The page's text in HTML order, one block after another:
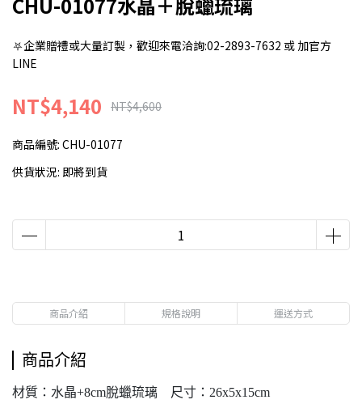
⛧企業贈禮或大量訂製，歡迎來電洽詢:02-2893-7632 或 加官方
LINE
NT$4,140 NT$4,600
商品編號: CHU-01077
供貨狀況: 即將到貨
商品介紹 規格說明 運送方式
商品介紹
材質：水晶+8cm脫蠟琉璃 尺寸：26x5x15cm